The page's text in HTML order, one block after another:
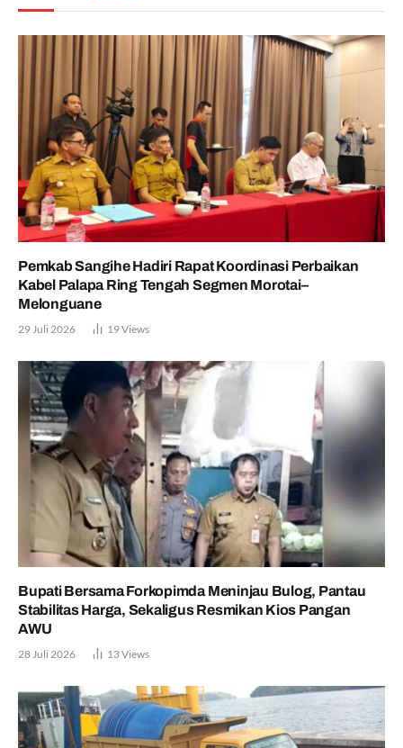
Pemkab Sangihe Hadiri Rapat Koordinasi Perbaikan
Kabel Palapa Ring Tengah Segmen Morotai–
Melonguane
29 Juli 2026 19Views
Bupati Bersama Forkopimda Meninjau Bulog, Pantau
Stabilitas Harga, Sekaligus Resmikan Kios Pangan
AWU
28 Juli 2026 13Views